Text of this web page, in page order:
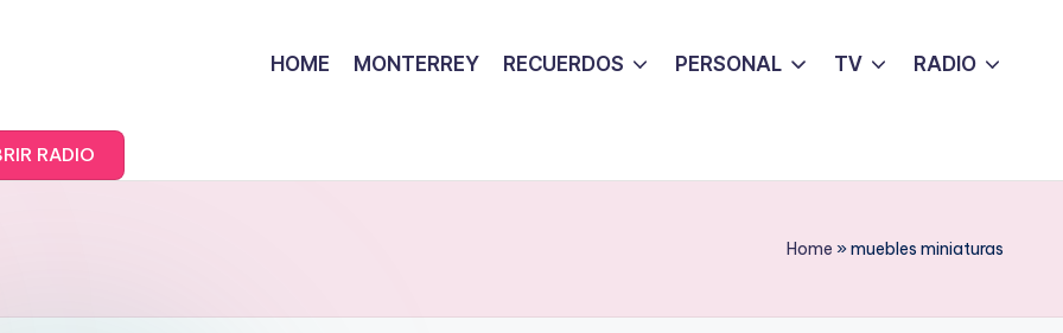
HOME MONTERREY RECUERDOS PERSONAL TV RADIO
RADIO
Home »muebles miniaturas